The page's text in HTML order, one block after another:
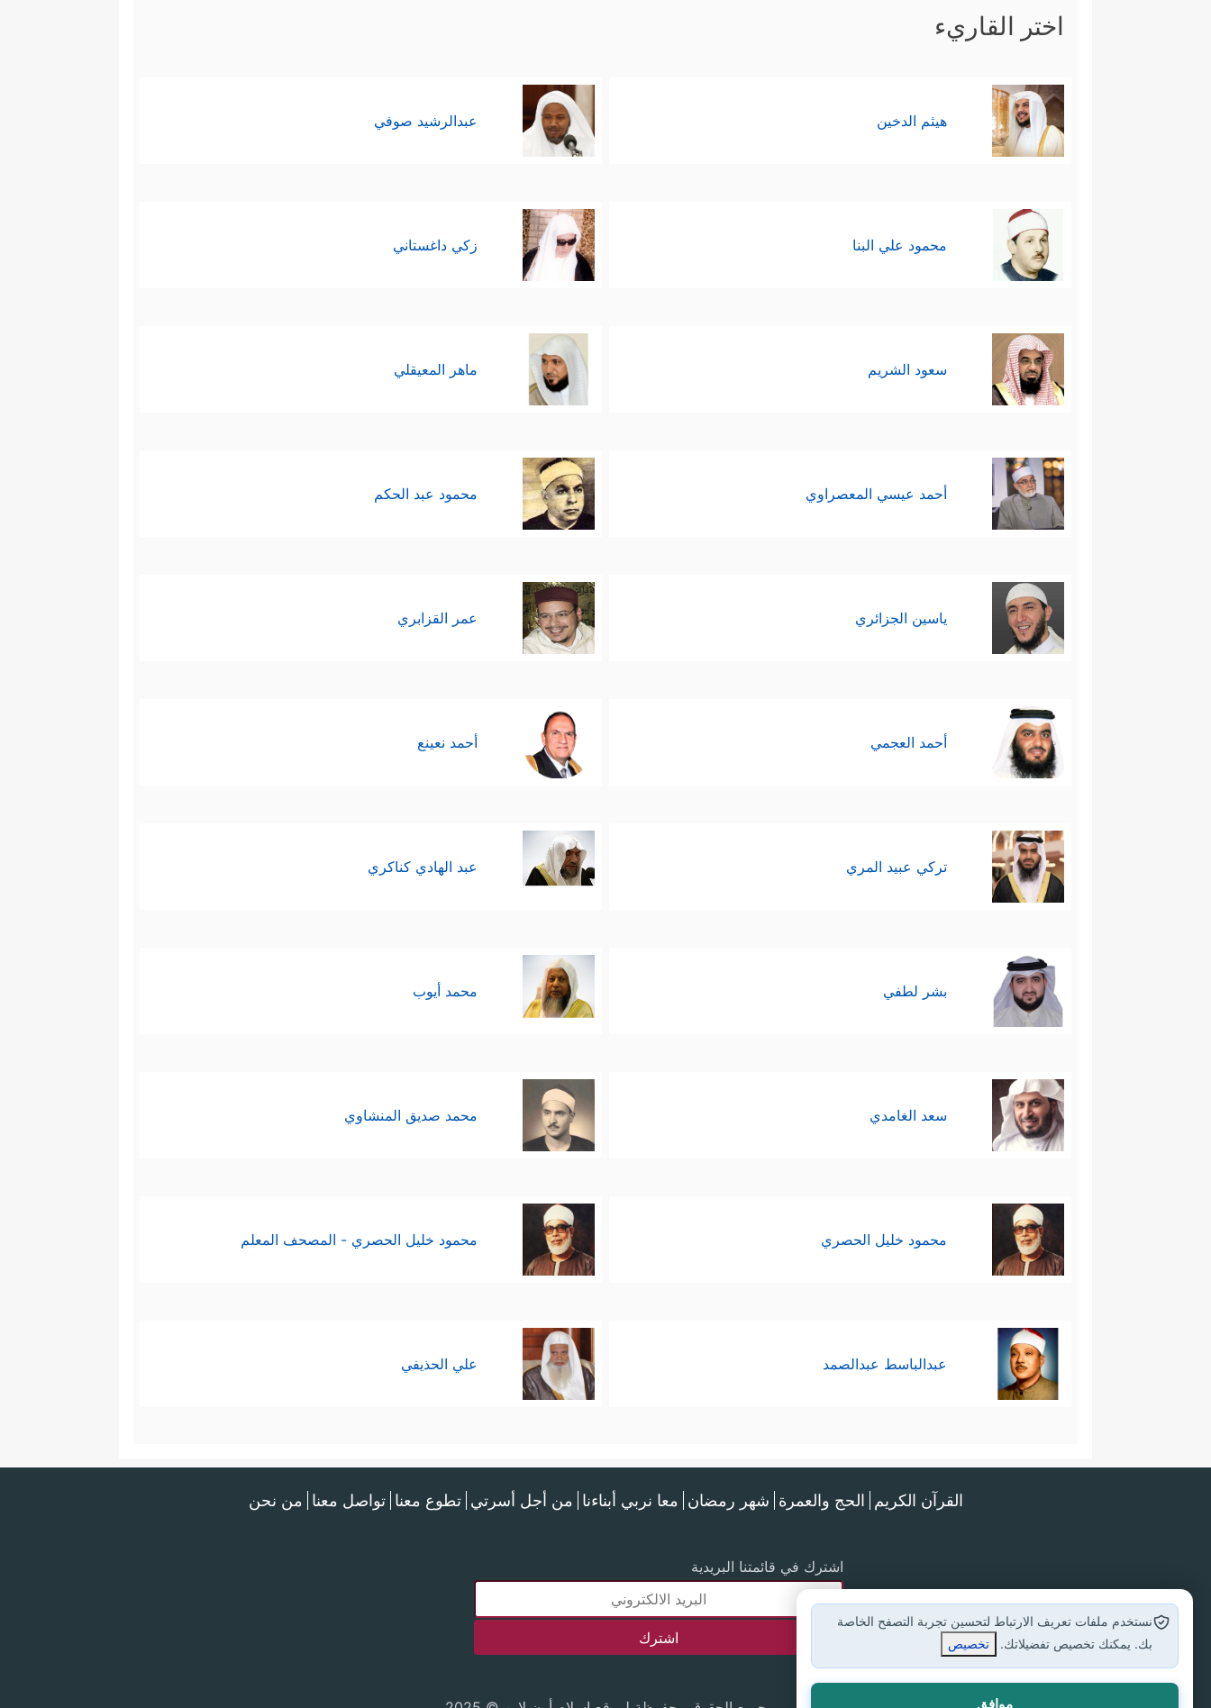
اختر القاريء
هيثم الدخين عبدالرشيد صوفي
محمود علي البنا زكي داغستاني
سعود الشريم ماهر المعيقلي
أحمد عيسي المعصراوي محمود عبد الحكم
ياسين الجزائري عمر القزابري
أحمد العجمي أحمد نعينع
تركي عبيد المري عبد الهادي كناكري
بشر لطفي محمد أيوب
سعد الغامدي محمد صديق المنشاوي
محمود خليل الحصري محمود خليل الحصري - المصحف المعلم
عبدالباسط عبدالصمد علي الحذيفي
القرآن الكريم الحج والعمرة شهر رمضان معا نربي أبناءنا من أجل أسرتي تطوع معنا تواصل معنا من نحن
اشترك في قائمتنا البريدية
نستخدم ملفات تعريف الارتباط لتحسين تجربة التصفح الخاصة
بك. يمكنك تخصيص تفضيلاتك.
تخصيص
موافق